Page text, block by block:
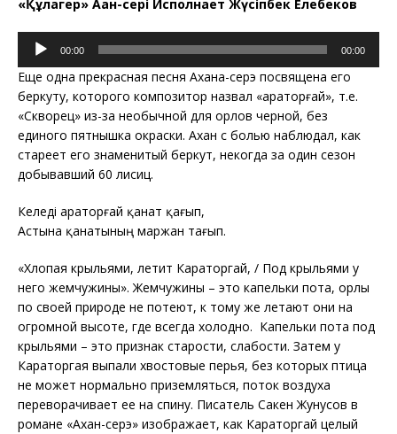
«Құлагер» Ақан-сері Исполнает Жүсіпбек Елебеков
Аудиоплеер
00:00 00:00
Еще одна прекрасная песня Ахана-серэ посвящена его
беркуту, которого композитор назвал «Қараторғай», т.е.
«Скворец» из-за необычной для орлов черной, без
единого пятнышка окраски. Ахан с болью наблюдал, как
стареет его знаменитый беркут, некогда за один сезон
добывавший 60 лисиц.
Келеді Қараторғай қанат қағып,
Астына қанатының маржан тағып.
«Хлопая крыльями, летит Караторгай, / Под крыльями у
него жемчужины». Жемчужины – это капельки пота, орлы
по своей природе не потеют, к тому же летают они на
огромной высоте, где всегда холодно. Капельки пота под
крыльями – это признак старости, слабости. Затем у
Караторгая выпали хвостовые перья, без которых птица
не может нормально приземляться, поток воздуха
переворачивает ее на спину. Писатель Сакен Жунусов в
романе «Ахан-серэ» изображает, как Караторгай целый